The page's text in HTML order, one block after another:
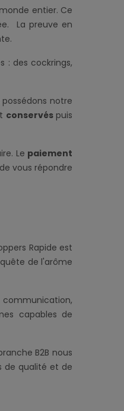
entier. Ce
La preuve en
: des cockrings,
notre
conservéspuis
Le paiement
vous répondre
Rapide est
de l'arôme
capables de
B2B nous
de qualité et de